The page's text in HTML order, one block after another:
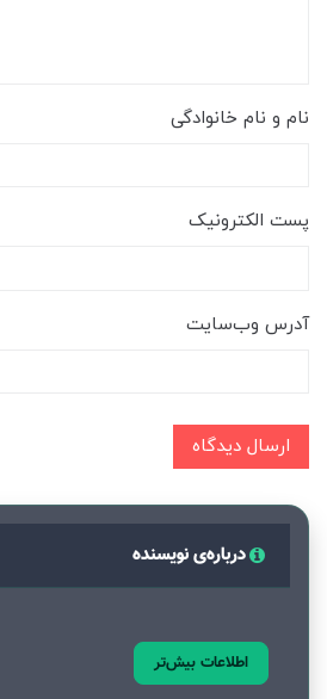
نام و نام خانوادگی
پست الکترونیک
آدرس وب‌سایت
ارسال دیدگاه
درباره‌ی نویسنده
اطلاعات بیش‌تر